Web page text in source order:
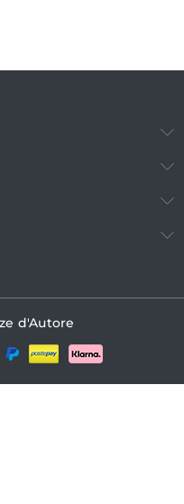
d'Autore